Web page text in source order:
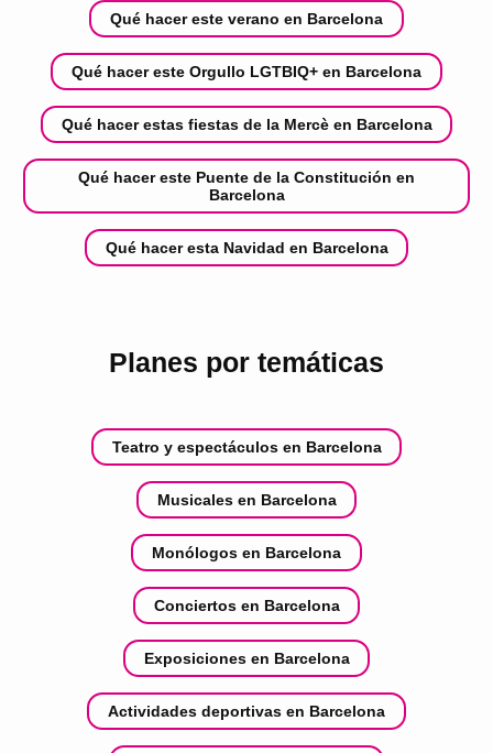
Qué hacer este verano en Barcelona
Qué hacer este Orgullo LGTBIQ+ en Barcelona
Qué hacer estas fiestas de la Mercè en Barcelona
Qué hacer este Puente de la Constitución en
Barcelona
Qué hacer esta Navidad en Barcelona
Planes por temáticas
Teatro y espectáculos en Barcelona
Musicales en Barcelona
Monólogos en Barcelona
Conciertos en Barcelona
Exposiciones en Barcelona
Actividades deportivas en Barcelona